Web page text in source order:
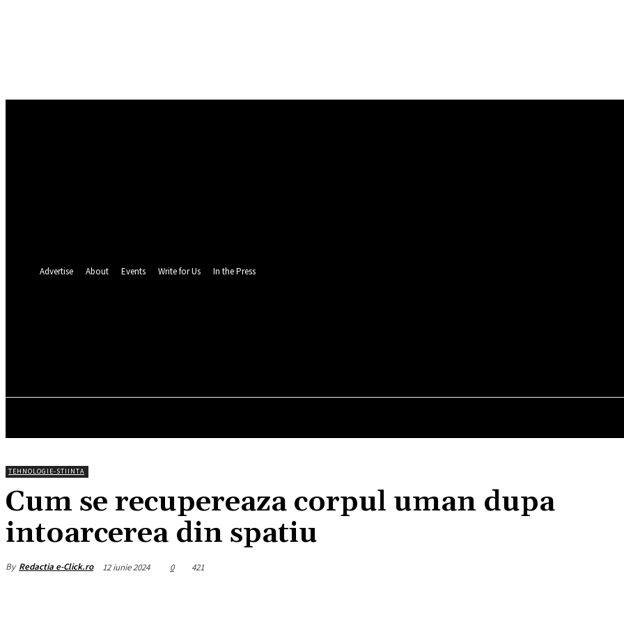
Advertise About Events Write for Us In the Press
TEHNOLOGIE-STIINTA
Cum se recupereaza corpul uman dupa
intoarcerea din spatiu
By Redactia e-Click.ro 12 iunie 2024 0 421